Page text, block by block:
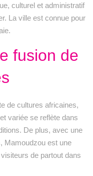
culturel et administratif
La ville est connue pour
fusion de
de cultures africaines,
variée se reflète dans
De plus, avec une
Mamoudzou est une
de partout dans